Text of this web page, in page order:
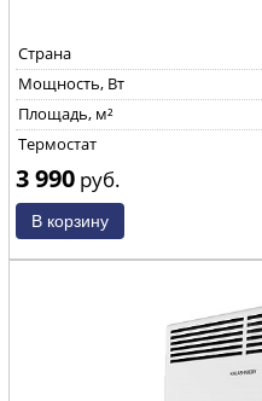
Страна
Mощность, Вт
Площадь, м²
Термостат
3 990 руб.